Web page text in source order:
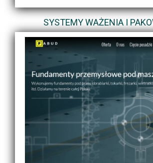
SYSTEMY WAŻENIA I